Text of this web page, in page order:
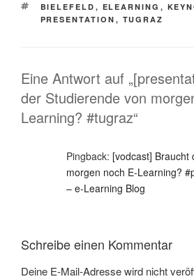
SCHLAGWÖRTER
BIELEFELD , ELEARNING ,
PRESENTATION , TUGRAZ
Eine Antwort auf
der Studierende von
Learning? #tugraz“
Pingback: [vodcast] Braucht
morgen noch E-Learning?
– e-Learning Blog
Schreibe einen Kommentar
Deine E-Mail-Adresse wird nicht